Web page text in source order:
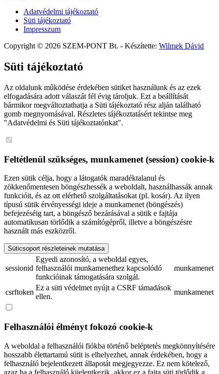
Adatvédelmi tájékoztató
Süti tájékoztató
Impresszum
Copyright © 2026 SZEM-PONT Bt. - Készítette: Wilmek Dávid
Süti tájékoztató
Az oldalunk működése érdekében sütiket használunk és az ezek
elfogadására adott válaszát fél évig tároljuk. Ezt a beállítását
bármikor megváltoztathatja a Süti tájékoztató rész alján található
gomb megnyomásával. Részletes tájékoztatásért tekintse meg
"Adatvédelmi és Süti tájékoztatónkat".
Feltétlenül szükséges, munkamenet (session) cookie-k
Ezen sütik célja, hogy a látogatók maradéktalanul és
zökkenőmentesen böngészhessék a weboldalt, használhassák annak
funkcióit, és az ott elérhető szolgáltatásokat (pl. kosár). Az ilyen
típusú sütik érvényességi ideje a munkamenet (böngészés)
befejezéséig tart, a böngésző bezárásával a sütik e fajtája
automatikusan törlődik a számítógépről, illetve a böngészésre
használt más eszközről.
Süticsoport részleteinek mutatása
sessionid
Egyedi azonosító, a weboldal egyes,
felhasználói munkamenethez kapcsolódó
funkcióinak támogatására szolgál.
munkamenet
csrftoken
Ez a süti védelmet nyújt a CSRF támadások
ellen.
munkamenet
Felhasználói élményt fokozó cookie-k
A weboldal a felhasználói fiókba történő beléptetés megkönnyítésére
hosszabb élettartamú sütit is elhelyezhet, annak érdekében, hogy a
felhasználó bejelentkezett állapotát megjegyezze. Ez nem kötelező,
azaz ha a felhasználó kijelentkezik, akkor ez a fajta süti törlődik a